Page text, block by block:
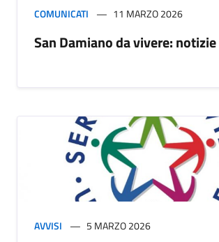
COMUNICATI 11 MARZO 2026
San Damiano da vivere:
AVVISI 5 MARZO 2026